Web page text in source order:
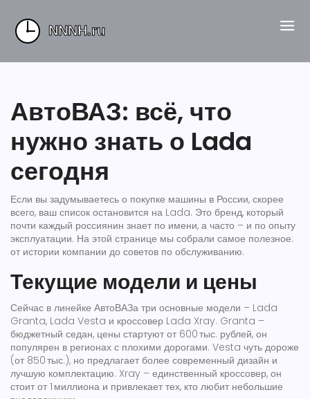
АвтоВАЗ: всё, что
нужно знать о Lada
сегодня
Если вы задумываетесь о покупке машины в России, скорее
всего, ваш список остановится на Lada. Это бренд, который
почти каждый россиянин знает по имени, а часто – и по опыту
эксплуатации. На этой странице мы собрали самое полезное:
от истории компании до советов по обслуживанию.
Текущие модели и цены
Сейчас в линейке АвтоВАЗа три основные модели – Lada
Granta, Lada Vesta и кроссовер Lada Xray. Granta –
бюджетный седан, цены стартуют от 600 тыс. рублей, он
популярен в регионах с плохими дорогами. Vesta чуть дороже
(от 850 тыс.), но предлагает более современный дизайн и
лучшую комплектацию. Xray – единственный кроссовер, он
стоит от 1 миллиона и привлекает тех, кто любит небольшие